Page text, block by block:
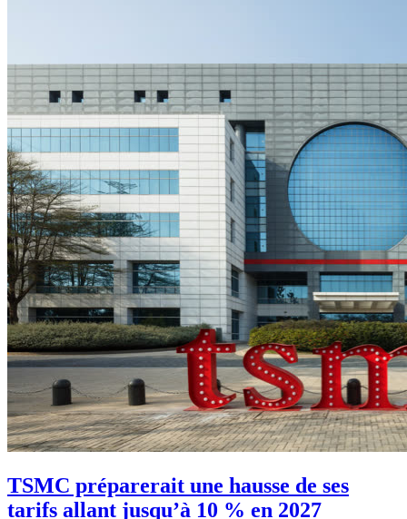
TSMC préparerait une hausse de ses
tarifs allant jusqu’à 10 % en 2027